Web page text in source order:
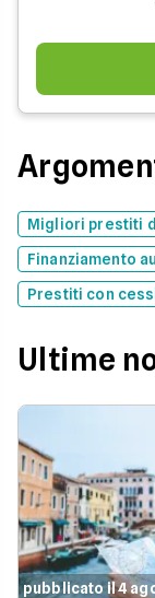
Migliori prestiti
Finanziamento
Prestiti con
Ultime
pubblicato il 4